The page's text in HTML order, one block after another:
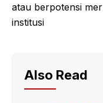
atau berpotensi
institusi
Also Read